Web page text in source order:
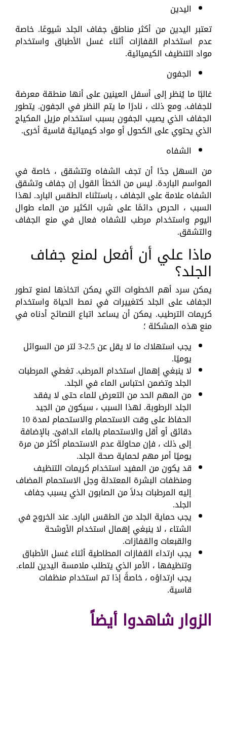
اليدين
تعتبر اليدين من أكثر مناطق جفاف الجلد شيوعًا. خاصة
عدم استخدام القفازات أثناء غسل الأطباق واستخدام
مواد التنظيف الكيميائية.
الجفون
غالبًا ما يُنظر إلى أسفل العينين على أنها منطقة معرضة
للجفاف. ومع ذلك ، نادرًا ما يتم النظر في الجفون. يتطور
الجفاف الذي يصيب الجفون بسبب استخدام مزيل المكياج
الذي يحتوي على الكحول أو مواد كيميائية قاسية أخرى.
الشفاه
من السهل جدًا أن تجف الشفاه وتتشقق ، خاصة في
المواسم الباردة. ليس من الخطأ القول إن جفاف وتشقق
الشفاه علامة على الجفاف ، باستثناء الطقس البارد. لهذا
السبب ، الحرص دائمًا على شرب الكثير من الماء طوال
اليوم واستخدام مرطب للشفاه فعال في منع الجفاف
والتشقق.
ماذا علي أن أفعل لمنع جفاف
الجلد؟
يمكن سرد أهم الخطوات التي يمكن اتخاذها لمنع تطور
الجفاف على الجلد كتغييرات في نمط الحياة واستخدام
كريمات الترطيب. يمكن أن يساعد اتباع النصائح أدناه في
منع هذه المشكلة ؛
يجب استهلاك ما لا يقل عن 2.5-3 لتر من السوائل
يوميًا.
لا ينبغي إهمال استخدام المرطب. تغطي المرطبات
الجلد وتضمن احتباس الماء في الجلد.
من المهم الحد من التعرض للماء حتى لا يفقد
الجلد الرطوبة. لهذا السبب ، سيكون من الجيد
الحفاظ على وقت الاستحمام والاستحمام لمدة 10
دقائق أو أقل والاستحمام بالماء الدافئ. بالإضافة
إلى ذلك ، فإن محاولة عدم الاستحمام أكثر من مرة
يوميًا أمر مهم لحماية صحة الجلد.
قد يكون من المفيد استخدام كريمات التنظيف
ومنظفات البشرة المعتدلة وجل الاستحمام المضاف
إليه المرطبات بدلاً من الصابون الذي يسبب جفاف
الجلد.
يجب حماية الجلد من الطقس البارد. عند الخروج في
الشتاء ، لا ينبغي إهمال استخدام الأوشحة
والقبعات والقفازات.
يجب ارتداء القفازات المطاطية أثناء غسل الأطباق
وتنظيفها ، الأمر الذي يتطلب ملامسة اليدين للماء.
يجب ارتداؤه ، خاصةً إذا تم استخدام منظفات
قاسية.
الزوار شاهدوا أيضاً